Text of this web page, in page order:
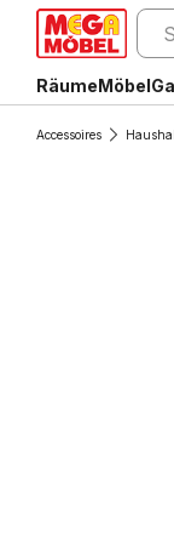
RäumeMöbel
Accessoires